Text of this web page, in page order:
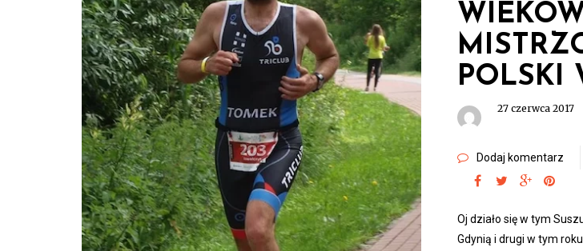
POLSKI
27 czerwca 2017
Dodaj komentarz
Oj działo się w tym
Gdynią i drugi w tym